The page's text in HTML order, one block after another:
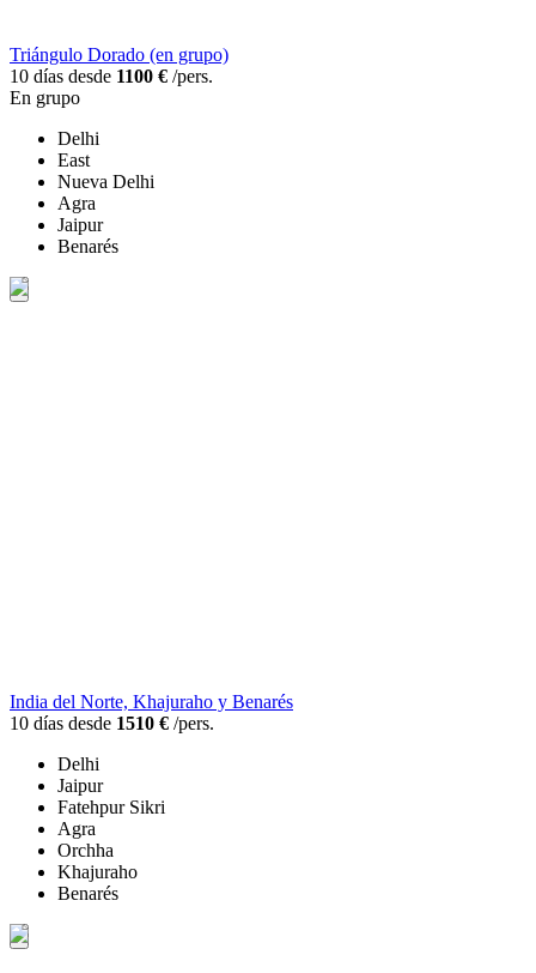
Triángulo Dorado (en grupo)
10 días desde 1100 € /pers.
En grupo
Delhi
East
Nueva Delhi
Agra
Jaipur
Benarés
India del Norte, Khajuraho y Benarés
10 días desde 1510 € /pers.
Delhi
Jaipur
Fatehpur Sikri
Agra
Orchha
Khajuraho
Benarés